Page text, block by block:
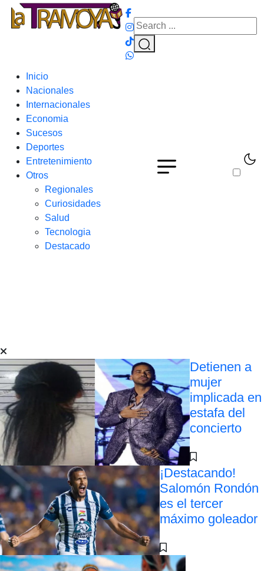
Inicio
Nacionales
Internacionales
Economia
Sucesos
Deportes
Entretenimiento
Otros
Regionales
Curiosidades
Salud
Tecnologia
Destacado
Detienen a
mujer
implicada en
estafa del
concierto
¡Destacando!
Salomón Rondón
es el tercer
máximo goleador